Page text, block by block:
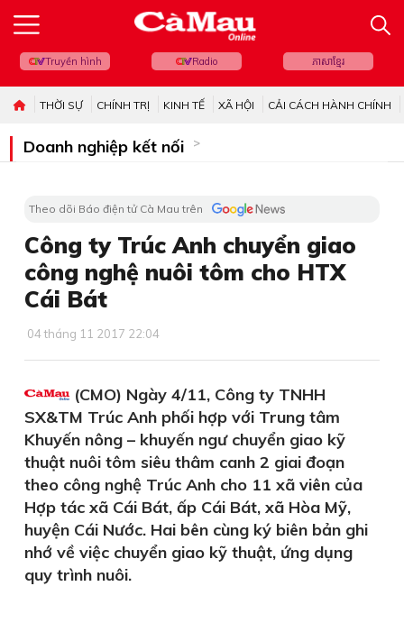
Truyền hình Radio ភាសាខ្មែរ
THỜI SỰ CHÍNH TRỊ KINH TẾ XÃ HỘI CẢI CÁCH HÀNH CHÍNH
Doanh nghiệp kết nối
Theo dõi Báo điện tử Cà Mau trên
Công ty Trúc Anh chuyển giao
công nghệ nuôi tôm cho HTX
Cái Bát
04 tháng 11 2017 22:04
(CMO) Ngày 4/11, Công ty TNHH
SX&TM Trúc Anh phối hợp với Trung tâm
Khuyến nông – khuyến ngư chuyển giao kỹ
thuật nuôi tôm siêu thâm canh 2 giai đoạn
theo công nghệ Trúc Anh cho 11 xã viên của
Hợp tác xã Cái Bát, ấp Cái Bát, xã Hòa Mỹ,
huyện Cái Nước. Hai bên cùng ký biên bản ghi
nhớ về việc chuyển giao kỹ thuật, ứng dụng
quy trình nuôi.